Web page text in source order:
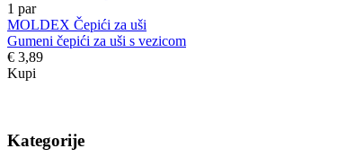
1 par
MOLDEX Čepići za uši
Gumeni čepići za uši s vezicom
€ 3,89
Kupi
Kategorije